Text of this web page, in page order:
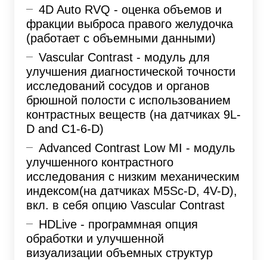
4D Auto RVQ - оценка объемов и
фракции выброса правого желудочка
(работает с объемными данными)
Vascular Contrast - модуль для
улучшения диагностической точности
исследований сосудов и органов
брюшной полости с использованием
контрастных веществ (на датчиках 9L-
D and C1-6-D)
Advanced Contrast Low MI - модуль
улучшенного контрастного
исследования с низким механическим
индексом(на датчиках M5Sc-D, 4V-D),
вкл. в себя опцию Vascular Contrast
HDLive - программная опция
обработки и улучшенной
визуализации объемных структур